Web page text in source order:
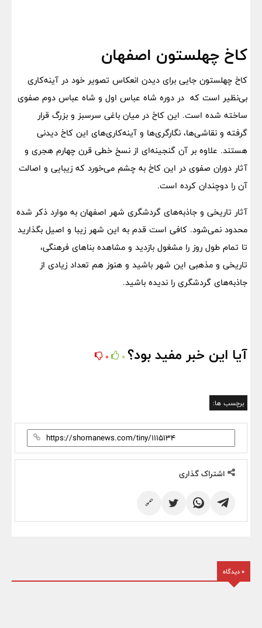
کاخ چهلستون اصفهان
کاخ چهلستون جایی برای دیدن انعکاس تصویر خود در آینه‌کاری
بی‌نظیر است که در دوره شاه عباس اول و شاه عباس دوم صفوی
ساخته شده است. این کاخ در میان باغی سرسبز و بزرگ قرار
گرفته و نقاشی‌ها، نگارگری‌ها و آینه‌کاری‌های این کاخ دیدنی
هستند. علاوه بر آن گنجینه‌ای از نسخ خطی قرن چهارم هجری و
آثار دوران صفوی در این کاخ به چشم می‌خورد که زیبایی و اصالت
آن را دوچندان کرده است.
آثار تاریخی و جاذبه‌های گردشگری شهر اصفهان به موارد ذکر شده
محدود نمی‌شود. کافی است قدم به این شهر زیبا و اصیل بگذارید
تا تمام طول روز را مشغول بازدید و مشاهده بناهای فرهنگی،
تاریخی و مذهبی این شهر باشید و هنوز هم تعداد زیادی از
جاذبه‌های گردشگری را ندیده باشید.
آیا این خبر مفید بود؟ 0
0
برچسب ها:
اشتراک گذاری
🔗
0 دیدگاه